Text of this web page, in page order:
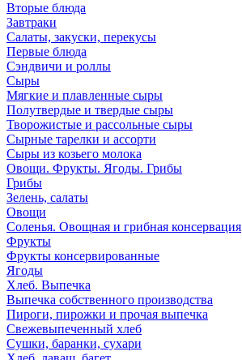
Вторые блюда
Завтраки
Салаты, закуски, перекусы
Первые блюда
Сэндвичи и роллы
Сыры
Мягкие и плавленные сыры
Полутвердые и твердые сыры
Творожистые и рассольные сыры
Сырные тарелки и ассорти
Сыры из козьего молока
Овощи. Фрукты. Ягоды. Грибы
Грибы
Зелень, салаты
Овощи
Соленья. Овощная и грибная консервация
Фрукты
Фрукты консервированные
Ягоды
Хлеб. Выпечка
Выпечка собственного производства
Пироги, пирожки и прочая выпечка
Свежевыпеченный хлеб
Сушки, баранки, сухари